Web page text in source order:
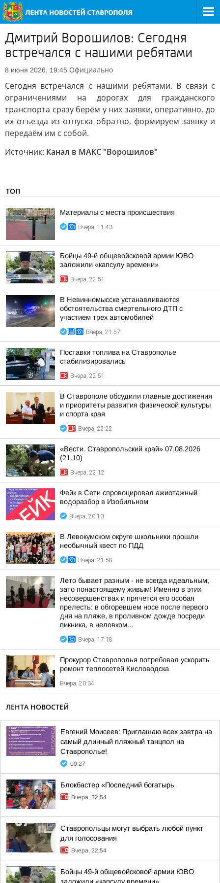
Дмитрий Ворошилов: Сегодня
встречался с нашими ребятами
8 июня 2026, 19:45 Официально
Сегодня встречался с нашими ребятами. В связи с
ограничениями на дорогах для гражданского
транспорта сразу берём у них заявки, оперативно, до
их отъезда из отпуска обратно, формируем заявку и
передаём им с собой.
Источник: Канал в МАКС "Ворошилов"
ТОП
Материалы с места происшествия
Вчера, 11:43
Бойцы 49-й общевойсковой армии ЮВО
заложили «капсулу времени»
Вчера, 22:51
В Невинномысске устанавливаются
обстоятельства смертельного ДТП с
участием трех автомобилей
Вчера, 21:57
Поставки топлива на Ставрополье
стабилизировались
Вчера, 22:51
В Ставрополе обсудили главные достижения
и приоритеты развития физической культуры
и спорта края
Вчера, 22:22
«Вести. Ставропольский край» 07.08.2026
(21.10)
Вчера, 22:12
Фейк в Сети спровоцировал ажиотажный
водоразбор в Изобильном
Вчера, 20:10
В Левокумском округе школьники прошли
необычный квест по ПДД
Вчера, 21:58
Лето бывает разным - не всегда идеальным,
зато понастоящему живым! Именно в этих
несовершенствах и прячется его особая
прелесть: в обгоревшем носе после первого
дня на пляже, в проливном дожде посреди
пикника, в неловком...
Вчера, 17:18
Прокурор Ставрополья потребовал ускорить
ремонт теплосетей Кисловодска
Вчера, 20:34
ЛЕНТА НОВОСТЕЙ
Евгений Моисеев: Приглашаю всех завтра на
самый длинный пляжный танцпол на
Ставрополье!
00:27
Блокбастер «Последний богатырь
Вчера, 22:54
Ставропольцы могут выбрать любой пункт
для голосования
Вчера, 22:54
Бойцы 49-й общевойсковой армии ЮВО